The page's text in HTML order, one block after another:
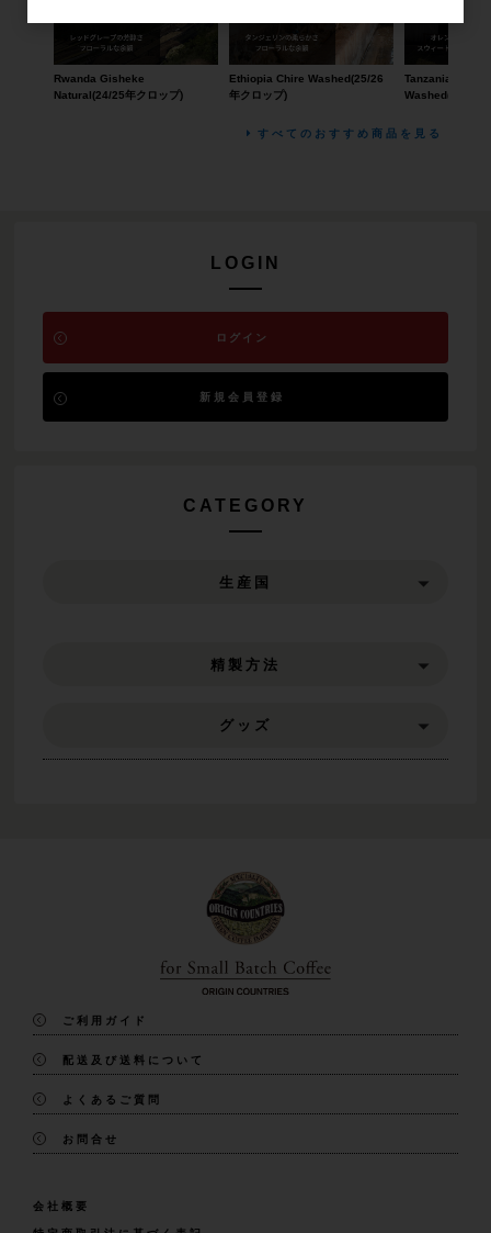
Rwanda Gisheke
Natural(24/25年クロップ)
Ethiopia Chire Washed(25/26
年クロップ)
Tanzania Kanji
Washed(25/26
すべてのおすすめ商品を見る
LOGIN
ログイン
新規会員登録
CATEGORY
生産国
精製方法
グッズ
ご利用ガイド
配送及び送料について
よくあるご質問
お問合せ
会社概要